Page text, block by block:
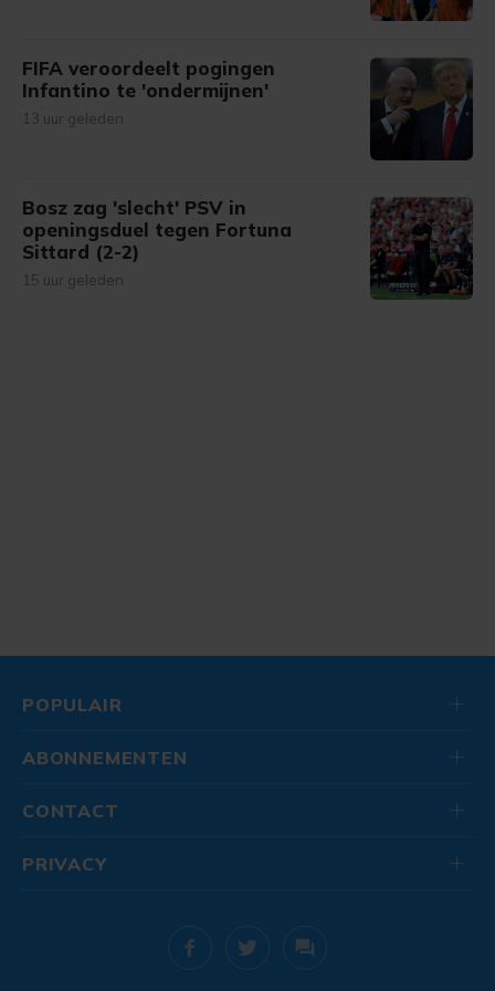
FIFA veroordeelt pogingen
Infantino te 'ondermijnen'
13 uur geleden
Bosz zag 'slecht' PSV in
openingsduel tegen Fortuna
Sittard (2-2)
15 uur geleden
POPULAIR
ABONNEMENTEN
CONTACT
PRIVACY